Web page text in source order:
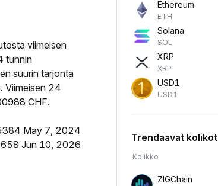
viimeisen
tunnin
suurin tarjonta
Viimeisen 24
CHF.
May 7, 2024
Jun 10, 2026
Ethereum
ETH
Solana
SOL
XRP
XRP
USD1
USD1
Trendaavat kolikot
Kolikko
ZIGChain